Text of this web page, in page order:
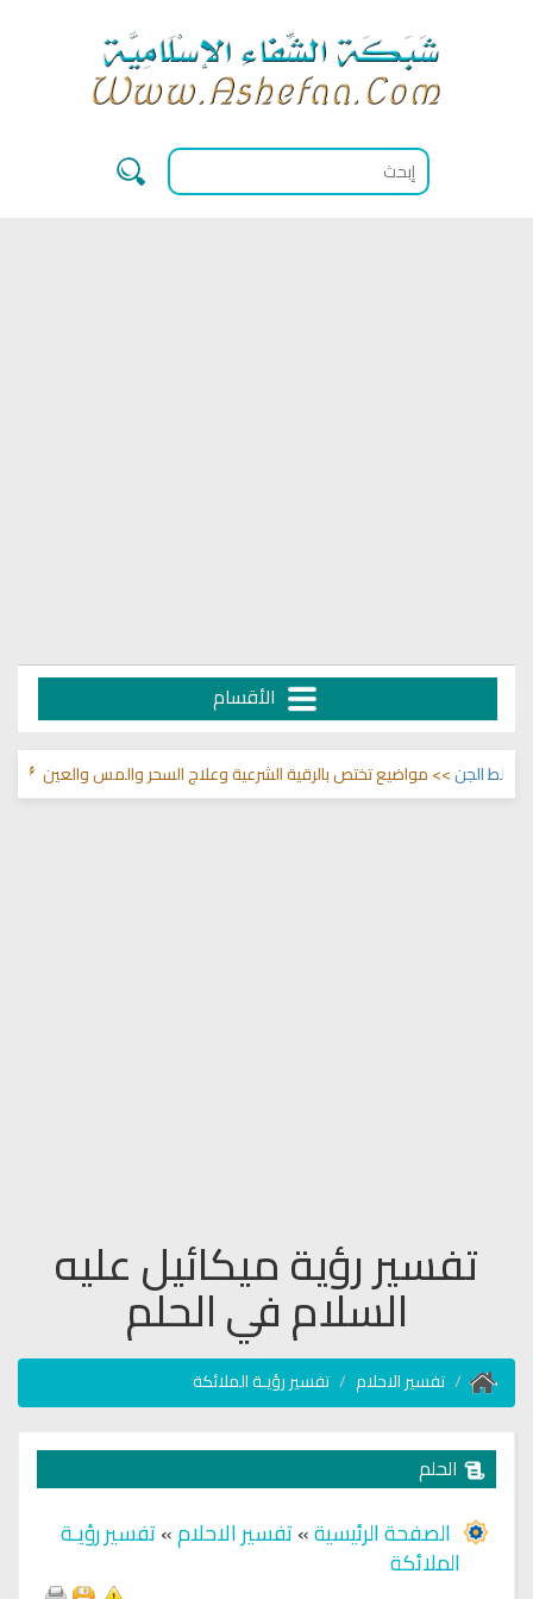
الأقسام
قناة>> مواضيع تختص بالرقية الشرعية وعلاج السحر والمس والعين 🌾
تفسير رؤية ميكائيل عليه
السلام في الحلم
تفسير الاحلام تفسير رؤيـة الملائكة
الحلم
الصفحة الرئيسية»تفسير الاحلام»تفسير رؤيـة
الملائكة